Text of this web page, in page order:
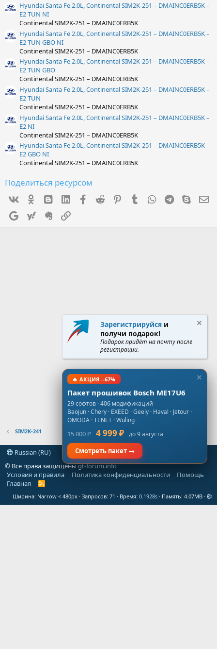
Hyundai Santa Fe 2.0L, Continental SIM2K-251 – DMAINC0ERB5K –
E2 TUN NI
Continental SIM2K-251 – DMAINC0ERB5K
Hyundai Santa Fe 2.0L, Continental SIM2K-251 – DMAINC0ERB5K –
E2 TUN GBO NI
Continental SIM2K-251 – DMAINC0ERB5K
Hyundai Santa Fe 2.0L, Continental SIM2K-251 – DMAINC0ERB5K –
E2 TUN GBO
Continental SIM2K-251 – DMAINC0ERB5K
Hyundai Santa Fe 2.0L, Continental SIM2K-251 – DMAINC0ERB5K –
E2 TUN
Continental SIM2K-251 – DMAINC0ERB5K
Hyundai Santa Fe 2.0L, Continental SIM2K-251 – DMAINC0ERB5K –
E2 NI
Continental SIM2K-251 – DMAINC0ERB5K
Hyundai Santa Fe 2.0L, Continental SIM2K-251 – DMAINC0ERB5K –
E2 GBO NI
Continental SIM2K-251 – DMAINC0ERB5K
Поделиться ресурсом
Ok mes_blogger
Linked InFacebook
Reddit PinterestTumblr WhatsAppTelegram
Skype
Google Yahoo Evernote
SIM2K-241
Russian (RU)
© Все права защищеныgt-forum.info
Условия и правила
Политика конфиденциальности
Помощь
Главная
R
S
Ширина Запросов 71 Время 0.1928s Память 4.07MB
Зарегистрируйся и
получи подарок!
Подарок придёт на почту после
регистрации.
🔥 АКЦИЯ −67%
Пакет прошивок Bosch ME17U6
29 софтов · 406 модификаций
Baojun · Chery · EXEED · Geely · Haval · Jetour ·
OMODA · TENET · Wuling
15 000 ₽ 4 999 ₽ до 9 августа
Смотреть пакет →